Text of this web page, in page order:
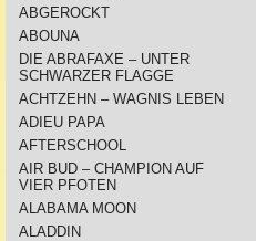
ABGEROCKT
ABOUNA
DIE ABRAFAXE – UNTER
SCHWARZER FLAGGE
ACHTZEHN – WAGNIS LEBEN
ADIEU PAPA
AFTERSCHOOL
AIR BUD – CHAMPION AUF
VIER PFOTEN
ALABAMA MOON
ALADDIN